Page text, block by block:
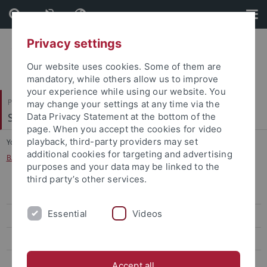
Skip
to
content
Skip
to
footer
Philosophische Fakultät
Seminar für Sprachwissenschaft
You are here: Startseite
...
BA-Nebenfach Allgemeine Sprachwissenschaft
BA-Hauptfach Allgemeine Sprachwissenschaft
MA-Studiengang Allgemeine Sprachwissenschaft
Privacy settings
Our website uses cookies. Some of them are
mandatory, while others allow us to improve
your experience while using our website. You
may change your settings at any time via the
Data Privacy Statement at the bottom of the
page. When you accept the cookies for video
playback, third-party providers may set
additional cookies for targeting and advertising
purposes and your data may be linked to the
third party’s other services.
Essential Videos